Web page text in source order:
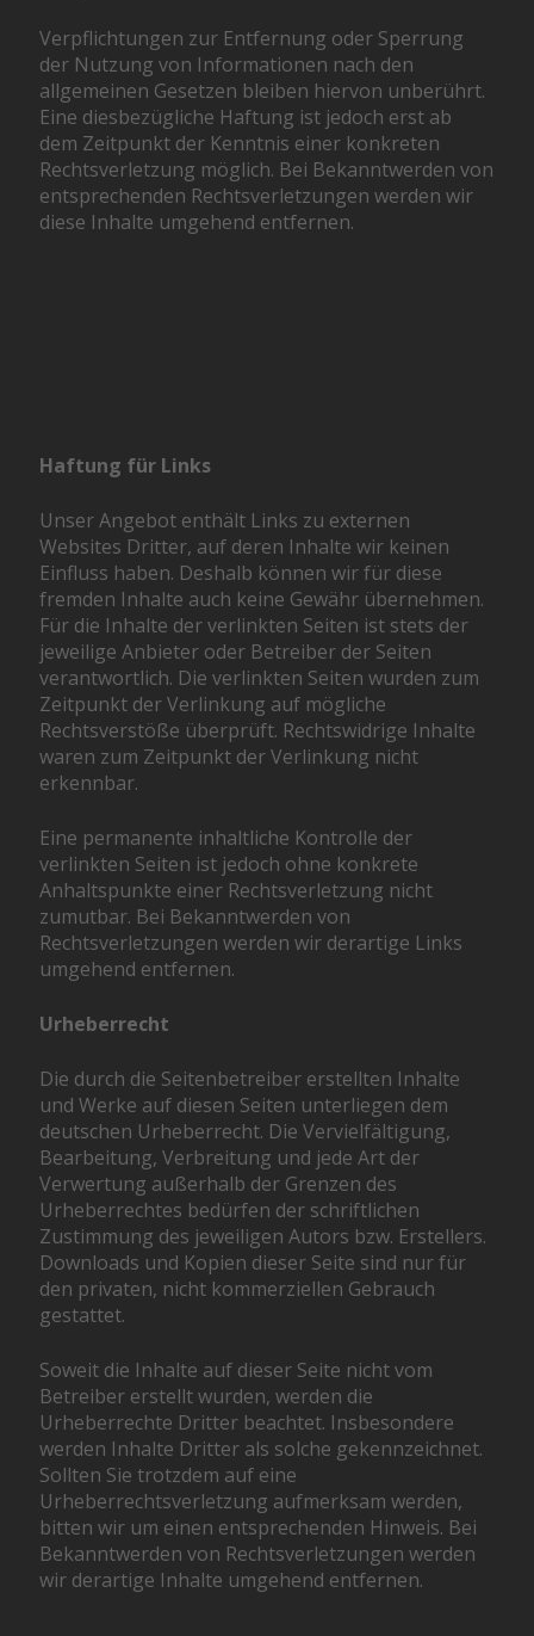
Verpflichtungen zur Entfernung oder Sperrung
der Nutzung von Informationen nach den
allgemeinen Gesetzen bleiben hiervon unberührt.
Eine diesbezügliche Haftung ist jedoch erst ab
dem Zeitpunkt der Kenntnis einer konkreten
Rechtsverletzung möglich. Bei Bekanntwerden von
entsprechenden Rechtsverletzungen werden wir
diese Inhalte umgehend entfernen.
Haftung für Links
Unser Angebot enthält Links zu externen
Websites Dritter, auf deren Inhalte wir keinen
Einfluss haben. Deshalb können wir für diese
fremden Inhalte auch keine Gewähr übernehmen.
Für die Inhalte der verlinkten Seiten ist stets der
jeweilige Anbieter oder Betreiber der Seiten
verantwortlich. Die verlinkten Seiten wurden zum
Zeitpunkt der Verlinkung auf mögliche
Rechtsverstöße überprüft. Rechtswidrige Inhalte
waren zum Zeitpunkt der Verlinkung nicht
erkennbar.
Eine permanente inhaltliche Kontrolle der
verlinkten Seiten ist jedoch ohne konkrete
Anhaltspunkte einer Rechtsverletzung nicht
zumutbar. Bei Bekanntwerden von
Rechtsverletzungen werden wir derartige Links
umgehend entfernen.
Urheberrecht
Die durch die Seitenbetreiber erstellten Inhalte
und Werke auf diesen Seiten unterliegen dem
deutschen Urheberrecht. Die Vervielfältigung,
Bearbeitung, Verbreitung und jede Art der
Verwertung außerhalb der Grenzen des
Urheberrechtes bedürfen der schriftlichen
Zustimmung des jeweiligen Autors bzw. Erstellers.
Downloads und Kopien dieser Seite sind nur für
den privaten, nicht kommerziellen Gebrauch
gestattet.
Soweit die Inhalte auf dieser Seite nicht vom
Betreiber erstellt wurden, werden die
Urheberrechte Dritter beachtet. Insbesondere
werden Inhalte Dritter als solche gekennzeichnet.
Sollten Sie trotzdem auf eine
Urheberrechtsverletzung aufmerksam werden,
bitten wir um einen entsprechenden Hinweis. Bei
Bekanntwerden von Rechtsverletzungen werden
wir derartige Inhalte umgehend entfernen.